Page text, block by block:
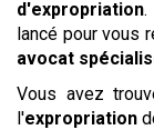
d'expropriation.
lancé pour vous
avocat
Vous avez
l'expropriation